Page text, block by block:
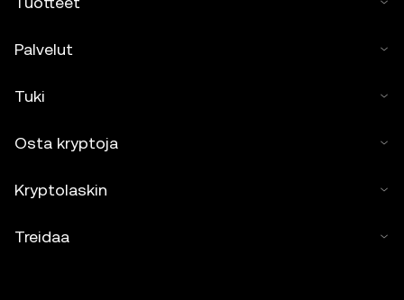
Palvelut
Tuki
Osta kryptoja
Kryptolaskin
Treidaa